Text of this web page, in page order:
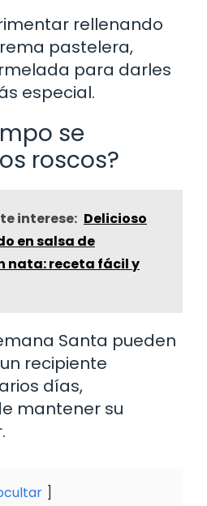
rellenando
pastelera,
para darles
especial.
se
roscos?
interese: Delicioso
en salsa de
nata: receta fácil y
Santa pueden
recipiente
días,
mantener su